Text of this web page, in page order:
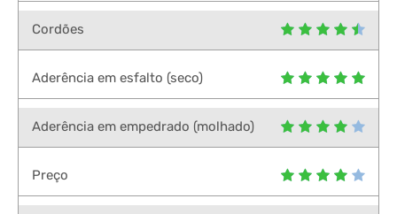
Cordões
Aderência em esfalto (seco)
Aderência em empedrado (molhado)
Preço